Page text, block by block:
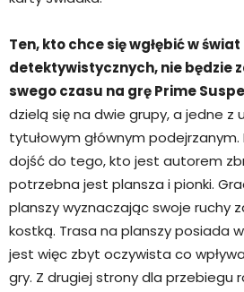
Ten, kto chce się wgłębić w
detektywistycznych, nie będzie
swego czasu na grę Prime
dzielą się na dwie grupy, a jedne z
tytułowym głównym
dojść do tego, kto jest autorem
potrzebna jest plansza i pionki.
planszy wyznaczając swoje ruchy
kostką. Trasa na planszy posiada
jest więc zbyt oczywista co
gry. Z drugiej strony dla przebiegu